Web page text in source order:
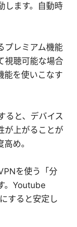
します。自動時
プレミアム機能
視聴可能な場合
能を使いこなす
ると、デバイス
が上がることが
め。
を使う「分
。Youtube
すると安定し